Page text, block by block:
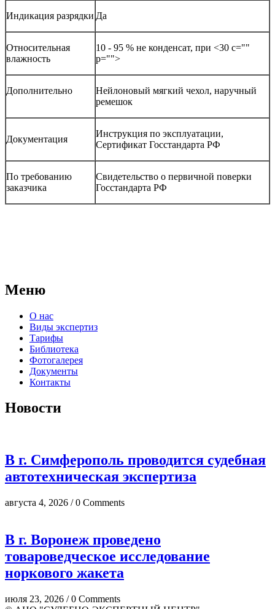
Индикация разрядки Да
Относительная
влажность
10 - 95 % не конденсат, при <30 c=""
p="">
Дополнительно
Нейлоновый мягкий чехол, наручный
ремешок
Документация
Инструкция по эксплуатации,
Сертификат Госстандарта РФ
По требованию
заказчика
Свидетельство о первичной поверки
Госстандарта РФ
Меню
О нас
Виды экспертиз
Тарифы
Библиотека
Фотогалерея
Документы
Контакты
Новости
В г. Симферополь проводится судебная
автотехническая экспертиза
августа 4, 2026 / 0 Comments
В г. Воронеж проведено
товароведческое исследование
норкового жакета
июля 23, 2026 / 0 Comments